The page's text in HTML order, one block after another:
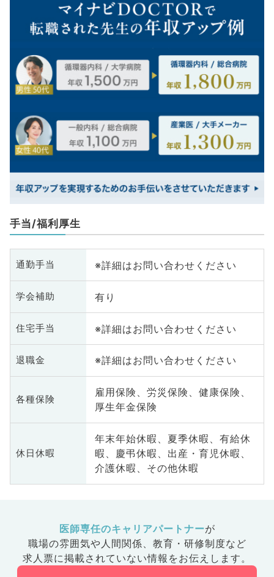
手当/福利厚生
通勤手当 ※詳細はお問い合わせください
学会補助 有り
住宅手当 ※詳細はお問い合わせください
退職金 ※詳細はお問い合わせください
各種保険
雇用保険、労災保険、健康保険、
厚生年金保険
休日休暇
年末年始休暇、夏季休暇、有給休
暇、慶弔休暇、出産・育児休暇、
介護休暇、その他休暇
医師専任のキャリアパートナーが
職場の雰囲気や人間関係、 教育・研修制度など
求人票に掲載されていない情報をお伝えします。